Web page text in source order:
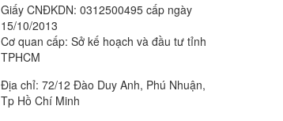
Giấy CNĐKDN: 0312500495 cấp ngày
15/10/2013
Cơ quan cấp: Sở kế hoạch và đầu tư tỉnh
TPHCM
Địa chỉ: 72/12 Đào Duy Anh, Phú Nhuận,
Tp Hồ Chí Minh